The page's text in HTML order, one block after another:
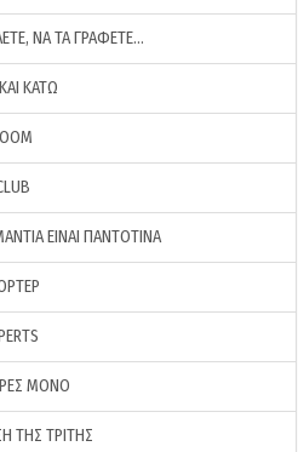
ΝΑ ΤΑ ΓΡΑΦΕΤΕ…
ΚΑΤΩ
ΕΙΝΑΙ ΠΑΝΤΟΤΙΝΑ
ΜΟΝΟ
ΤΗΣ ΤΡΙΤΗΣ